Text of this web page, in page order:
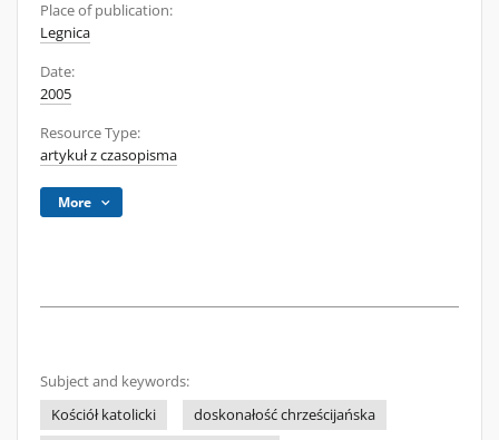
Place of publication:
Legnica
Date:
2005
Resource Type:
artykuł z czasopisma
More
Subject and keywords:
Kościół katolicki
doskonałość chrześcijańska